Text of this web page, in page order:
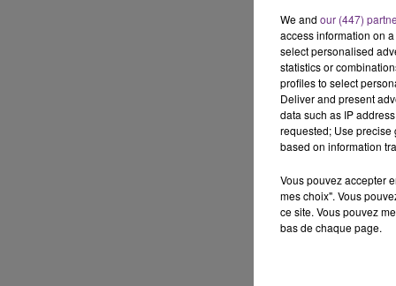
justifiée par la sécheresse intense qui est
We and our (447)
access information on
select personalised
statistics or
profiles to select
Deliver and present
data such as IP
requested; Use precise
based on information
Vous pouvez accepter
mes choix". Vous
ce site. Vous pouvez
bas de chaque page.